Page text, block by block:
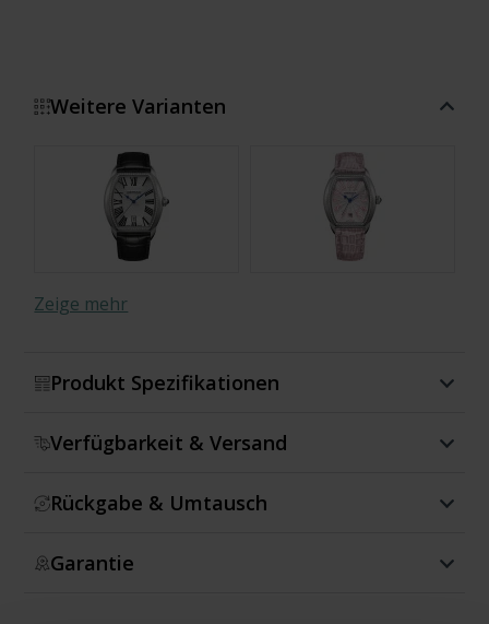
Weitere Varianten
Zeige mehr
Produkt Spezifikationen
Verfügbarkeit & Versand
Rückgabe & Umtausch
Garantie